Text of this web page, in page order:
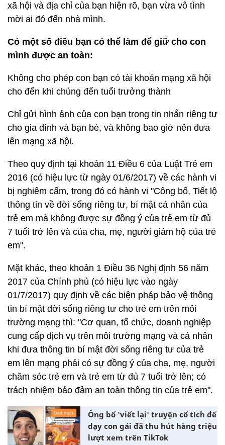
xã hội và địa chỉ của bạn hiện rõ, bạn vừa vô tình
mời ai đó đến nhà mình.
Có một số điều bạn có thể làm để giữ cho con
mình được an toàn:
Không cho phép con bạn có tài khoản mạng xã hội
cho đến khi chúng đến tuổi trưởng thành
Chỉ gửi hình ảnh của con bạn trong tin nhắn riêng tư
cho gia đình và bạn bè, và không bao giờ nên đưa
lên mạng xã hội.
Theo quy định tại khoản 11 Điều 6 của Luật Trẻ em
2016 (có hiệu lực từ ngày 01/6/2017) về các hành vi
bị nghiêm cấm, trong đó có hành vi "Công bố, Tiết lộ
thông tin về đời sống riêng tư, bí mật cá nhân của
trẻ em mà không được sự đồng ý của trẻ em từ đủ
7 tuổi trở lên và của cha, mẹ, người giám hộ của trẻ
em".
Mặt khác, theo khoản 1 Điều 36 Nghị định 56 năm
2017 của Chính phủ (có hiệu lực vào ngày
01/7/2017) quy định về các biện pháp bảo vệ thông
tin bí mật đời sống riêng tư cho trẻ em trên môi
trường mạng thì: "Cơ quan, tổ chức, doanh nghiệp
cung cấp dịch vụ trên môi trường mạng và cá nhân
khi đưa thông tin bí mật đời sống riêng tư của trẻ
em lên mạng phải có sự đồng ý của cha, mẹ, người
chăm sóc trẻ em và trẻ em từ đủ 7 tuổi trở lên; có
trách nhiệm bảo đảm an toàn thông tin của trẻ em".
Ông bố 'viết lại' truyện cổ tích để
dạy con gái đã thu hút hàng triệu
lượt xem trên TikTok